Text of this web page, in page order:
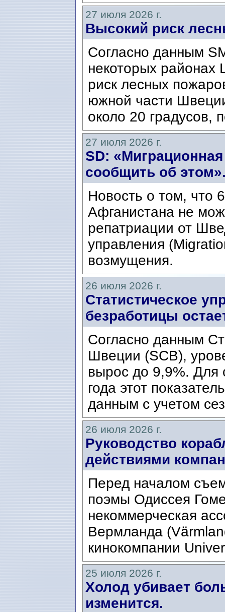
27 июля 2026 г.
Высокий риск
Согласно данным
некоторых районах
риск лесных
южной части
около 20 градусов,
27 июля 2026 г.
SD:
сообщить об
Новость о том, что
Афганистана не
репатриации от
управления
возмущения.
26 июля 2026 г.
Статистическое
безработицы
Согласно данным
Швеции (SCB),
вырос до 9,9%. Для
года этот
данным с учетом
26 июля 2026 г.
Руководство
действиями
Перед началом
поэмы Одиссея
некоммерческая
Вермланда
кинокомпании
25 июля 2026 г.
Холод убивает
изменится.